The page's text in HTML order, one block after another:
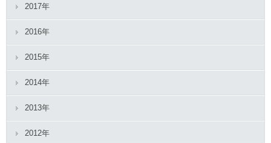
2017年
2016年
2015年
2014年
2013年
2012年